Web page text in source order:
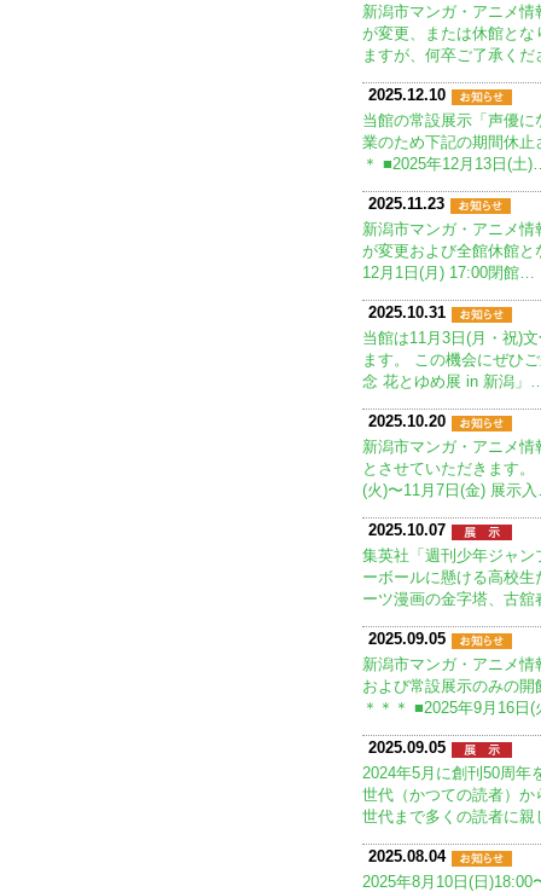
新潟市マンガ・アニメ
が変更、または休館と
ますが、何卒ご了承く
2025.12.10
当館の常設展示「声優
業のため下記の期間休
＊ ■2025年12月13日(土
2025.11.23
新潟市マンガ・アニメ
が変更および全館休館
12月1日(月) 17:00閉館…
2025.10.31
当館は11月3日(月・祝)
ます。 この機会にぜひ
念 花とゆめ展 in 新潟」
2025.10.20
新潟市マンガ・アニメ
とさせていただきます
(火)〜11月7日(金) 展示
2025.10.07
集英社「週刊少年ジャ
ーボールに懸ける高校
ーツ漫画の金字塔、古
2025.09.05
新潟市マンガ・アニメ
および常設展示のみの
＊＊＊ ■2025年9月16日
2025.09.05
2024年5月に創刊50周年
世代（かつての読者）
世代まで多くの読者に
2025.08.04
2025年8月10日(日